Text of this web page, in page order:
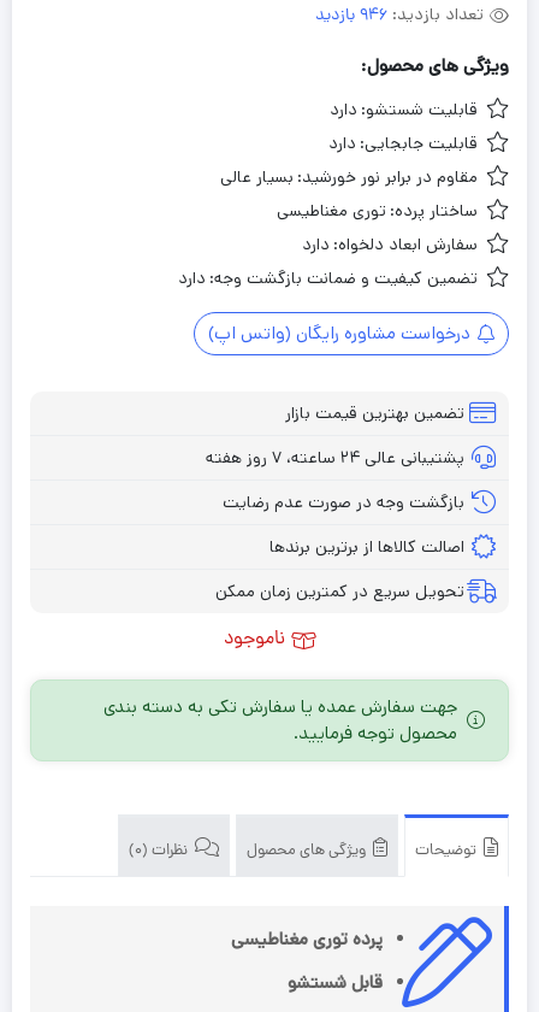
تعداد بازدید: 946 بازدید
ویژگی های محصول:
قابلیت شستشو: دارد
قابلیت جابجایی: دارد
مقاوم در برابر نور خورشید: بسیار عالی
ساختار پرده: توری مغناطیسی
سفارش ابعاد دلخواه: دارد
تضمین کیفیت و ضمانت بازگشت وجه: دارد
درخواست مشاوره رایگان (واتس اپ)
تضمین بهترین قیمت بازار
پشتیبانی عالی ۲۴ ساعته، ۷ روز هفته
بازگشت وجه در صورت عدم رضایت
اصالت کالاها از برترین برندها
تحویل سریع در کمترین زمان ممکن
ناموجود
جهت سفارش عمده یا سفارش تکی به دسته بندی
محصول توجه فرمایید.
توضیحات ویژگی های محصول نظرات (0)
پرده توری مغناطیسی
قابل شستشو